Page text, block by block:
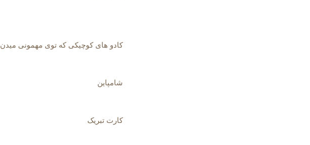
کادو های کوچیکی که توی مهمونی میدن
شامپاین
کارت تبریک